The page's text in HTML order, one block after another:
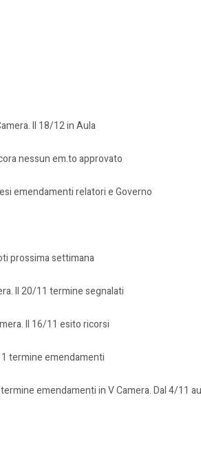
Il 18/12 in Aula
nessun em.to approvato
emendamenti relatori e Governo
prossima settimana
Il 20/11 termine segnalati
Il 16/11 esito ricorsi
termine emendamenti
emendamenti in V Camera. Dal 4/11